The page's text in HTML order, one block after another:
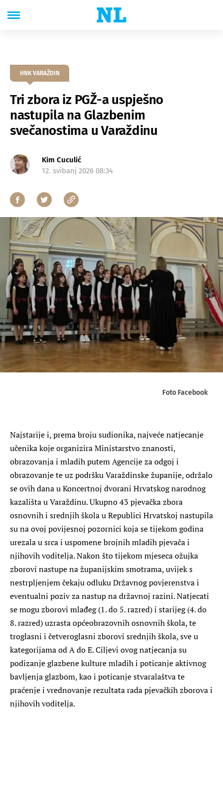
HNK VARAŽDIN
Tri zbora iz PGŽ-a uspješno
nastupila na Glazbenim
svečanostima u Varaždinu
Kim Cuculić
12. svibanj 2026 08:34
Foto Facebook
Najstarije i, prema broju sudionika, najveće natjecanje
učenika koje organizira Ministarstvo znanosti,
obrazovanja i mladih putem Agencije za odgoj i
obrazovanje te uz podršku Varaždinske županije, održalo
se ovih dana u Koncertnoj dvorani Hrvatskog narodnog
kazališta u Varaždinu. Ukupno 43 pjevačka zbora
osnovnih i srednjih škola u Republici Hrvatskoj nastupila
su na ovoj povijesnoj pozornici koja se tijekom godina
urezala u srca i uspomene brojnih mladih pjevača i
njihovih voditelja. Nakon što tijekom mjeseca ožujka
zborovi nastupe na županijskim smotrama, uvijek s
nestrpljenjem čekaju odluku Državnog povjerenstva i
eventualni poziv za nastup na državnoj razini. Natjecati
se mogu zborovi mlađeg (1. do 5. razred) i starijeg (4. do
8. razred) uzrasta općeobrazovnih osnovnih škola, te
troglasni i četveroglasni zborovi srednjih škola, sve u
kategorijama od A do E. Ciljevi ovog natjecanja su
podizanje glazbene kulture mladih i poticanje aktivnog
bavljenja glazbom, kao i poticanje stvaralaštva te
praćenje i vrednovanje rezultata rada pjevačkih zborova i
njihovih voditelja.